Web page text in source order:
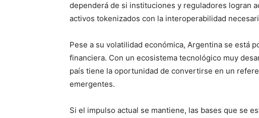
dependerá de si instituciones y reguladores logran
activos tokenizados con la interoperabilidad
Pese a su volatilidad económica, Argentina se está
financiera. Con un ecosistema tecnológico muy
país tiene la oportunidad de convertirse en un
emergentes.
Si el impulso actual se mantiene, las bases que se